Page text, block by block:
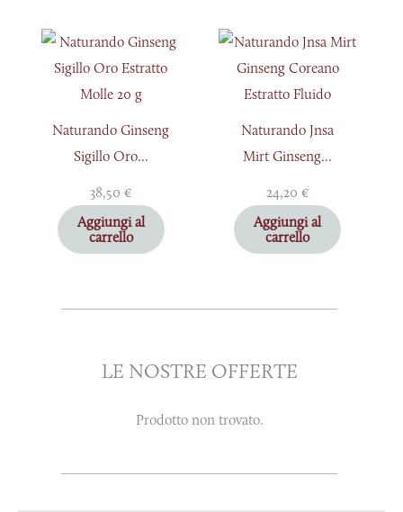
Naturando Ginseng
Sigillo Oro...
38,50€
Aggiungi al
carrello
Naturando Jnsa
Mirt Ginseng...
24,20€
Aggiungi al
carrello
LE NOSTRE OFFERTE
Prodotto non trovato.